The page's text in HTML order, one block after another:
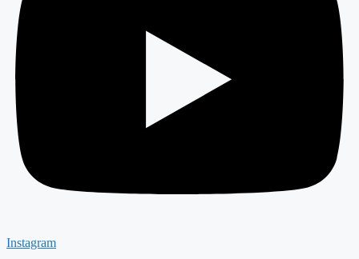
Instagram